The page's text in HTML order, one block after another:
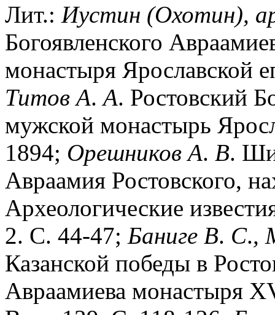
Лит.: Иустин (Охотин),
Богоявленского
монастыря Ярославской
Титов А.А. Ростовский
мужской монастырь
1894; Орешников А. В.
Авраамия Ростовского,
Археологические
2. С. 44-47; Баниге В. С.,
Казанской победы в
Авраамиева монастыря